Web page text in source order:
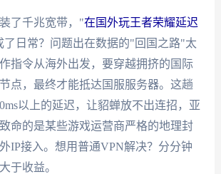
了千兆宽带，"在国外玩王者荣耀延迟
了日常？问题出在数据的"回国之路"太
指令从海外出发，要穿越拥挤的国际
点，最终才能抵达国服服务器。这趟
以上的延迟，让貂蝉放不出连招，亚
命的是某些游戏运营商严格的地理封
IP接入。想用普通VPN解决？分分钟
于收益。